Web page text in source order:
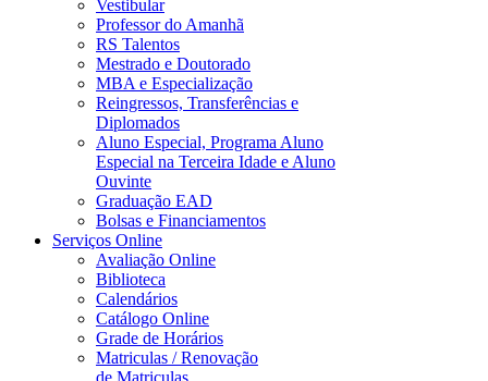
Vestibular
Professor do Amanhã
RS Talentos
Mestrado e Doutorado
MBA e Especialização
Reingressos, Transferências e
Diplomados
Aluno Especial, Programa Aluno
Especial na Terceira Idade e Aluno
Ouvinte
Graduação EAD
Bolsas e Financiamentos
Serviços Online
Avaliação Online
Biblioteca
Calendários
Catálogo Online
Grade de Horários
Matriculas / Renovação
de Matriculas